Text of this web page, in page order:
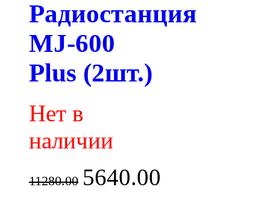
Радиостанция
MJ-600
Plus (2шт.)
Нет в
наличии
11280.00 5640.00